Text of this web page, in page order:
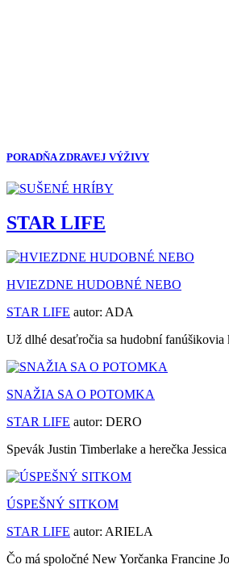
PORADŇA ZDRAVEJ VÝŽIVY
STAR LIFE
HVIEZDNE HUDOBNÉ NEBO
STAR LIFE autor: ADA
Už dlhé desaťročia sa hudobní fanúšikovia
SNAŽIA SA O POTOMKA
STAR LIFE autor: DERO
Spevák Justin Timberlake a herečka
ÚSPEŠNÝ SITKOM
STAR LIFE autor: ARIELA
Čo má spoločné New Yorčanka Francine